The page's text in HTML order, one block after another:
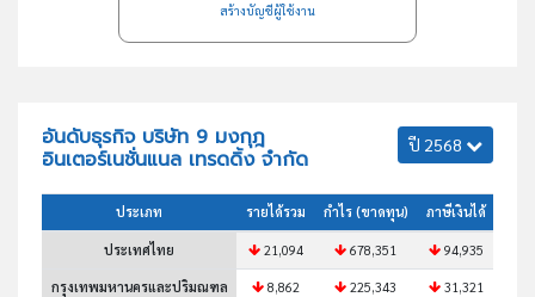
สร้างบัญชีผู้ใช้งาน
อันดับธุรกิจ บริษัท 9 มงกุฎ
อินเตอร์เนชั่นแนล เทรดดิ้ง จำกัด
ปี 2568
ประเภท รายได้รวม กำไร (ขาดทุน) ภาษีเงินได้
ประเทศไทย 21,094 678,351 94,935
กรุงเทพมหานครและปริมณฑล 8,862 225,343 31,321